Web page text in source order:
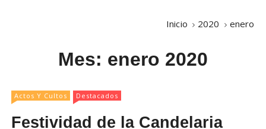
Santisteban del Puerto
Inicio 2020 enero
Mes: enero 2020
Actos Y Cultos Destacados
Festividad de la Candelaria